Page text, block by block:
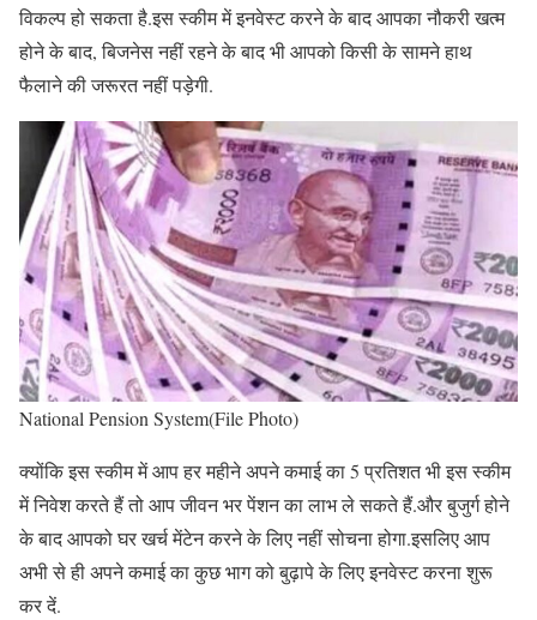
विकल्प हो सकता है.इस स्कीम में इनवेस्ट करने के बाद आपका नौकरी खत्म
होने के बाद, बिजनेस नहीं रहने के बाद भी आपको किसी के सामने हाथ
फैलाने की जरूरत नहीं पड़ेगी.
National Pension System(File Photo)
क्योंकि इस स्कीम में आप हर महीने अपने कमाई का 5 प्रतिशत भी इस स्कीम
में निवेश करते हैं तो आप जीवन भर पेंशन का लाभ ले सकते हैं.और बुजुर्ग होने
के बाद आपको घर खर्च मेंटेन करने के लिए नहीं सोचना होगा.इसलिए आप
अभी से ही अपने कमाई का कुछ भाग को बुढ़ापे के लिए इनवेस्ट करना शुरू
कर दें.